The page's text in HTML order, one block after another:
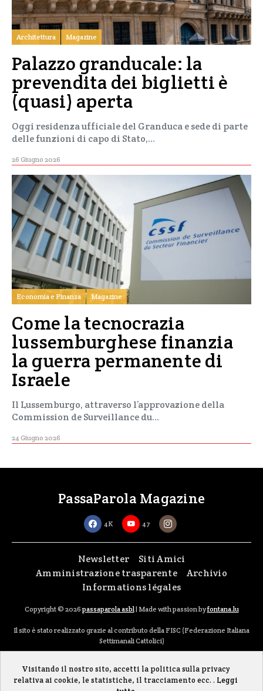
Architettura Magazine
Palazzo granducale: la
prevendita dei biglietti è
(quasi) aperta
Oggi residenza ufficiale del Granduca e sede di parte
delle funzioni di capo di Stato,…
26 Giugno 2026
Economia e Finanza Magazine
Come la tecnocrazia
lussemburghese finanzia
la guerra permanente di
Israele
Il Lussemburgo, attraverso l’approvazione della
Commission de Surveillance du…
24 Giugno 2026
PassaParola Magazine
4K 47
Newsletter
Siti Amici
Amministrazione trasparente
Archivio
Informations légales
Copyright © 2026 passaparola asbl| Made with passion byfontana.lu
Il sito è stato realizzato grazie al contributo della FISC (Federazione Italiana
Settimanali Cattolici)
Visitando il nostro sito, accetti la politica sulla privacy
relativa ai cookie, le statistiche, il tracciamento ecc. . Leggi